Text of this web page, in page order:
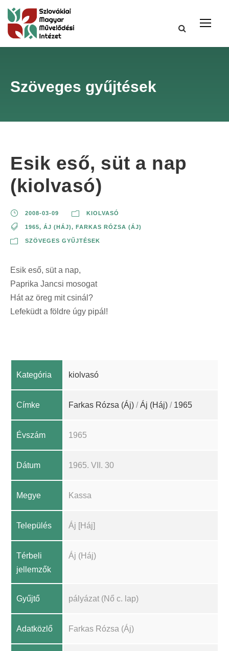
Szöveges gyűjtések
Esik eső, süt a nap
(kiolvasó)
2008-03-09 KIOLVASÓ
1965, ÁJ (HÁJ), FARKAS RÓZSA (ÁJ)
SZÖVEGES GYŰJTÉSEK
Esik eső, süt a nap,
Paprika Jancsi mosogat
Hát az öreg mit csinál?
Lefeküdt a földre úgy pipál!
Kategória kiolvasó
Címke Farkas Rózsa (Áj) /Áj (Háj) / 1965
Évszám 1965
Dátum 1965. VII. 30
Megye Kassa
Település Áj [Háj]
Térbeli
jellemzők
Áj (Háj)
Gyűjtő pályázat (Nő c. lap)
Adatközlő Farkas Rózsa (Áj)